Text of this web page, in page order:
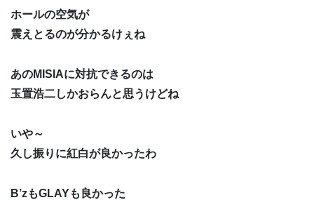
ホールの空気が
震えとるのが分かるけぇね
あのMISIAに対抗できるのは
玉置浩二しかおらんと思うけどね
いや～
久し振りに紅白が良かったわ
B’zもGLAYも良かった